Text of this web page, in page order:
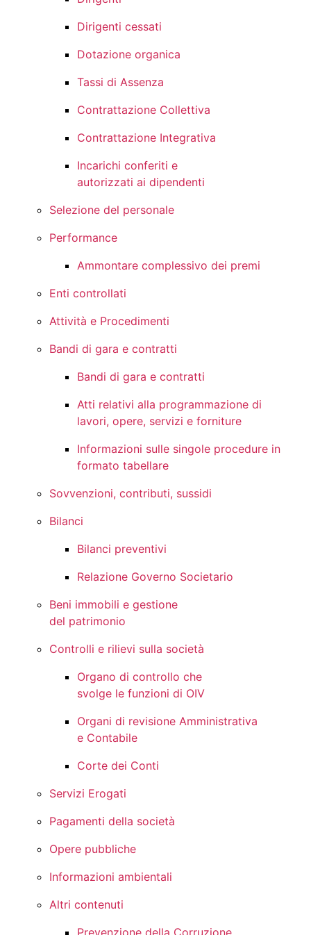
Dirigenti cessati
Dotazione organica
Tassi di Assenza
Contrattazione Collettiva
Contrattazione Integrativa
Incarichi conferiti e
autorizzati ai dipendenti
Selezione del personale
Performance
Ammontare complessivo dei premi
Enti controllati
Attività e Procedimenti
Bandi di gara e contratti
Bandi di gara e contratti
Atti relativi alla programmazione di
lavori, opere, servizi e forniture
Informazioni sulle singole procedure in
formato tabellare
Sovvenzioni, contributi, sussidi
Bilanci
Bilanci preventivi
Relazione Governo Societario
Beni immobili e gestione
del patrimonio
Controlli e rilievi sulla società
Organo di controllo che
svolge le funzioni di OIV
Organi di revisione Amministrativa
e Contabile
Corte dei Conti
Servizi Erogati
Pagamenti della società
Opere pubbliche
Informazioni ambientali
Altri contenuti